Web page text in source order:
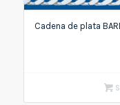
Cadena de plata